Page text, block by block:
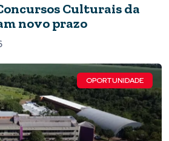
Culturais da
novo prazo
OPORTUNIDADE